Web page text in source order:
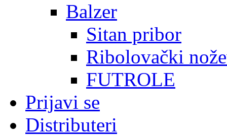
Balzer
Sitan pribor
Ribolovački
FUTROLE
Prijavi se
Distributeri